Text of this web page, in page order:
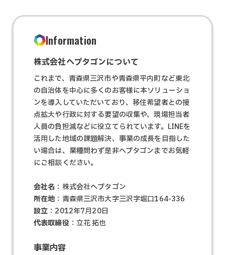
Information
株式会社ヘプタゴンについて
これまで、青森県三沢市や青森県平内町など東北
の自治体を中心に多くのお客様に本ソリューショ
ンを導入していただいており、移住希望者との接
点拡大や行政に対する要望の収集や、現場担当者
人員の負担減などに役立てられています。LINEを
活用した地域の課題解決、事業の成長を目指した
い場合は、業種問わず是非ヘプタゴンまでお気軽
にご相談ください。
会社名 ：株式会社へプタゴン
所在地 ：青森県三沢市大字三沢字堀口164-336
設立 ：2012年7月20日
代表取締役 ：立花 拓也
事業内容